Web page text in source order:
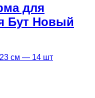
для
Бут Новый
23 см — 14 шт